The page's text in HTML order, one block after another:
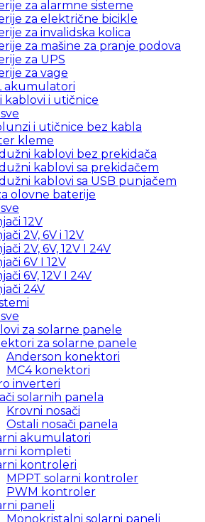
za alarmne sisteme
za električne bicikle
za invalidska kolica
za mašine za pranje podova
za UPS
za vage
akumulatori
kablovi i utičnice
i utičnice bez kabla
kleme
kablovi bez prekidača
kablovi sa prekidačem
kablovi sa USB punjačem
olovne baterije
12V
2V, 6V i 12V
2V, 6V, 12V I 24V
6V I 12V
6V, 12V I 24V
24V
za solarne panele
za solarne panele
Anderson konektori
MC4 konektori
inverteri
solarnih panela
Krovni nosači
Ostali nosači panela
akumulatori
kompleti
kontroleri
MPPT solarni kontroler
PWM kontroler
paneli
Monokristalni solarni paneli